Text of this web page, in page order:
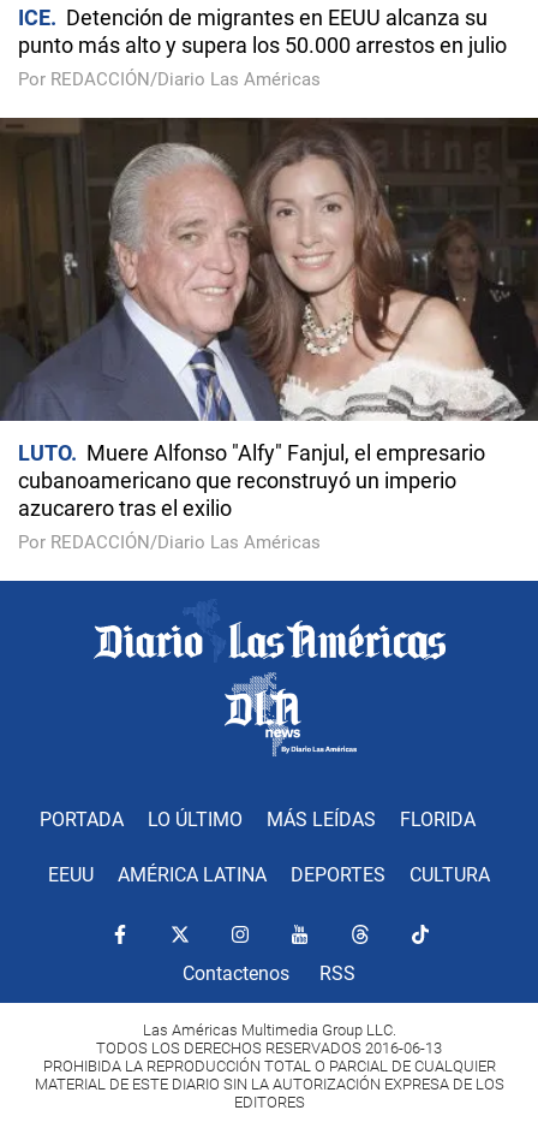
ICE
Detención de migrantes en EEUU alcanza su
punto más alto y supera los 50.000 arrestos en julio
Por REDACCIÓN/Diario Las Américas
LUTO
Muere Alfonso "Alfy" Fanjul, el empresario
cubanoamericano que reconstruyó un imperio
azucarero tras el exilio
Por REDACCIÓN/Diario Las Américas
PORTADA LO ÚLTIMO MÁS LEÍDAS FLORIDA
EEUU AMÉRICA LATINA DEPORTES CULTURA
Contactenos RSS
Las Américas Multimedia Group LLC.
TODOS LOS DERECHOS RESERVADOS 2016-06-13
PROHIBIDA LA REPRODUCCIÓN TOTAL O PARCIAL DE CUALQUIER
MATERIAL DE ESTE DIARIO SIN LA AUTORIZACIÓN EXPRESA DE LOS
EDITORES